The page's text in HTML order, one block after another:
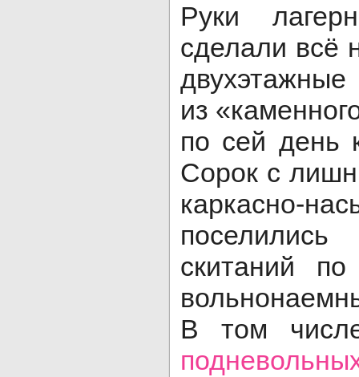
Руки
сделали всё
из
по сей день
Сорок с
каркасно-
скитаний
В том